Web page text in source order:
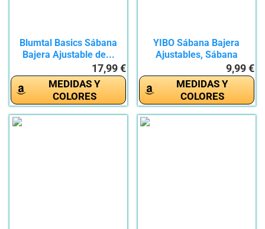
Blumtal Basics Sábana
Bajera Ajustable de...
17,99 €
MEDIDAS Y
COLORES
YIBO Sábana Bajera
Ajustables, Sábana
9,99 €
MEDIDAS Y
COLORES